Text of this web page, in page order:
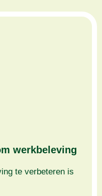
werkbeleving
te verbeteren is